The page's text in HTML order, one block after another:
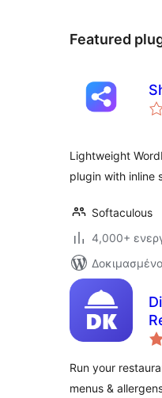
Featured
Lightweight
plugin with inline
Softaculous
4,000+
&
Run your
menus &